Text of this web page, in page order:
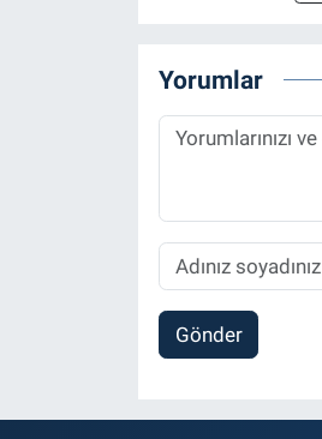
Yorumlar
Gönder